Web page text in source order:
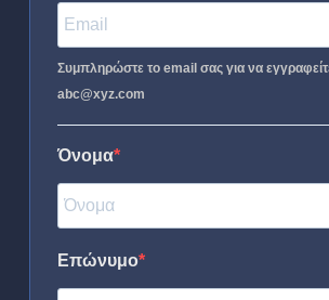
Συμπληρώστε το email σας για να
abc@xyz.com
Όνομα
Επώνυμο